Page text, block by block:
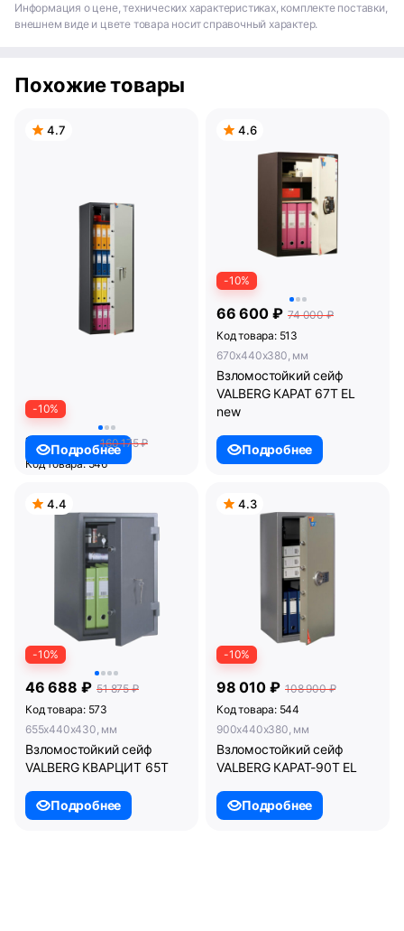
Информация о цене, технических характеристиках, комплекте поставки,
внешнем виде и цвете товара носит справочный характер.
Похожие товары
4.7
-10%
144 158 ₽160 175 ₽
Код товара: 546
Взломостойкий сейф
VALBERG ГРАНИТ I-165T
Подробнее
4.6
-10%
66 600 ₽ 74 000 ₽
Код товара: 513
670x440x380, мм
Взломостойкий сейф
VALBERG КАРАТ 67T EL
new
Подробнее
4.4
-10%
46 688 ₽ 51 875 ₽
Код товара: 573
655x440x430, мм
Взломостойкий сейф
VALBERG КВАРЦИТ 65Т
Подробнее
4.3
-10%
98 010 ₽ 108 900 ₽
Код товара: 544
900x440x380, мм
Взломостойкий сейф
VALBERG КАРАТ-90T EL
Подробнее